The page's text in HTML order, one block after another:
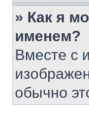
» Как я
именем?
Вместе с
обычно